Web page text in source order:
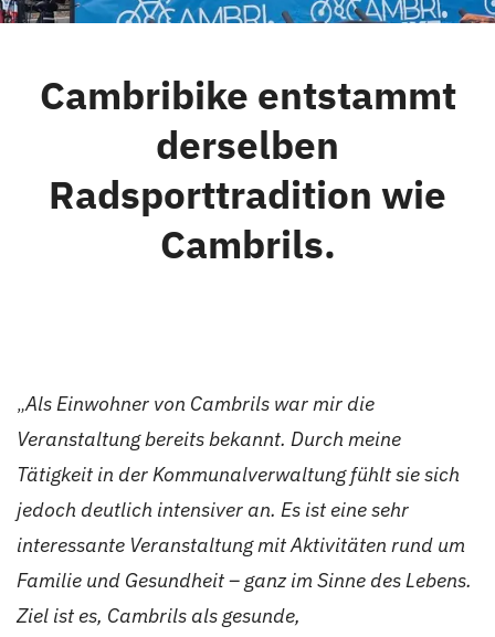
Cambrils
Gruppen
Cambribike entstammt
derselben
Radsporttradition wie
Cambrils.
„Als Einwohner von Cambrils war mir die
Veranstaltung bereits bekannt. Durch meine
Tätigkeit in der Kommunalverwaltung fühlt sie sich
jedoch deutlich intensiver an. Es ist eine sehr
interessante Veranstaltung mit Aktivitäten rund um
Familie und Gesundheit – ganz im Sinne des Lebens.
Ziel ist es, Cambrils als gesunde,